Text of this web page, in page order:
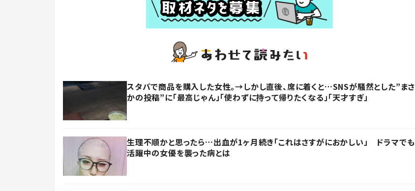
スタバで商品を購入した女性。→しかし直後、席に着くと…SNSが騒然とした”まさ
かの投稿”に「最高じゃん」「使わずに持って帰りたくなる」「天才すぎ」
生理不順かと思ったら…出血が1ヶ月続き「これはさすがにおかしい」 ドラマでも
活躍中の女優を襲った病とは